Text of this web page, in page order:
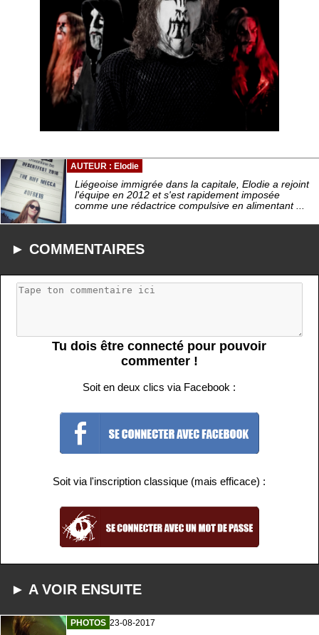
AUTEUR : Elodie
Liégeoise immigrée dans la capitale, Elodie a rejoint
l'équipe en 2012 et s'est rapidement imposée
comme une rédactrice compulsive en alimentant ...
► COMMENTAIRES
Tu dois être connecté pour pouvoir
commenter !
Soit en deux clics via Facebook :
Soit via l'inscription classique (mais efficace) :
► A VOIR ENSUITE
PHOTOS 23-08-2017